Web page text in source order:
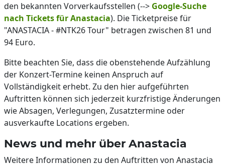
den bekannten Vorverkaufsstellen (--> Google-Suche
nach Tickets für Anastacia). Die Ticketpreise für
"ANASTACIA - #NTK26 Tour" betragen zwischen 81 und
94 Euro.
Bitte beachten Sie, dass die obenstehende Aufzählung
der Konzert-Termine keinen Anspruch auf
Vollständigkeit erhebt. Zu den hier aufgeführten
Auftritten können sich jederzeit kurzfristige Änderungen
wie Absagen, Verlegungen, Zusatztermine oder
ausverkaufte Locations ergeben.
News und mehr über Anastacia
Weitere Informationen zu den Auftritten von Anastacia